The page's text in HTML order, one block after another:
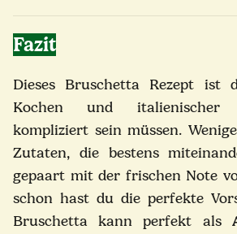
Fazit
Dieses Bruschetta Rezept ist
Kochen und italienischer
kompliziert sein müssen.
Zutaten, die bestens
gepaart mit der frischen Note
schon hast du die perfekte
Bruschetta kann perfekt als